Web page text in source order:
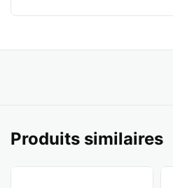
Produits similaires